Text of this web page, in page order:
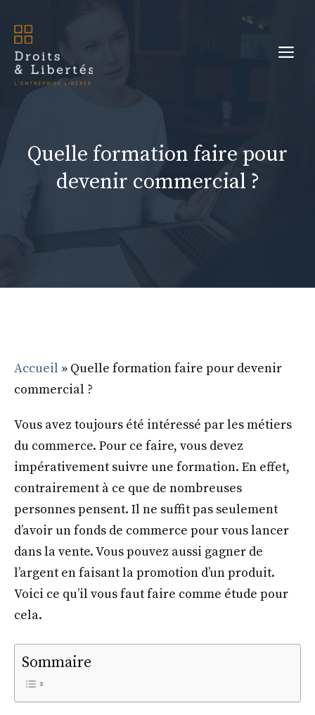
contenu
Quelle formation faire pour
devenir commercial ?
Accueil » Quelle formation faire pour devenir
commercial ?
Vous avez toujours été intéressé par les métiers
du commerce. Pour ce faire, vous devez
impérativement suivre une formation. En effet,
contrairement à ce que de nombreuses
personnes pensent. Il ne suffit pas seulement
d’avoir un fonds de commerce pour vous lancer
dans la vente. Vous pouvez aussi gagner de
l’argent en faisant la promotion d’un produit.
Voici ce qu’il vous faut faire comme étude pour
cela.
Sommaire